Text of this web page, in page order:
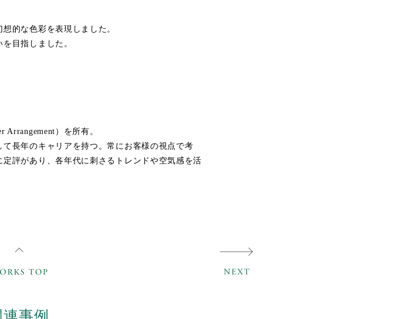
的な色彩を表現しました。
目指しました。
）を所有。
長年のキャリアを持つ。常にお客様の視点で考
評があり、各年代に刺さるトレンドや空気感を活